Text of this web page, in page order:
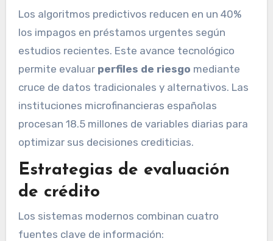
Los algoritmos predictivos reducen en un 40%
los impagos en préstamos urgentes según
estudios recientes. Este avance tecnológico
permite evaluar perfiles de riesgo mediante
cruce de datos tradicionales y alternativos. Las
instituciones microfinancieras españolas
procesan 18.5 millones de variables diarias para
optimizar sus decisiones crediticias.
Estrategias de evaluación
de crédito
Los sistemas modernos combinan cuatro
fuentes clave de información: